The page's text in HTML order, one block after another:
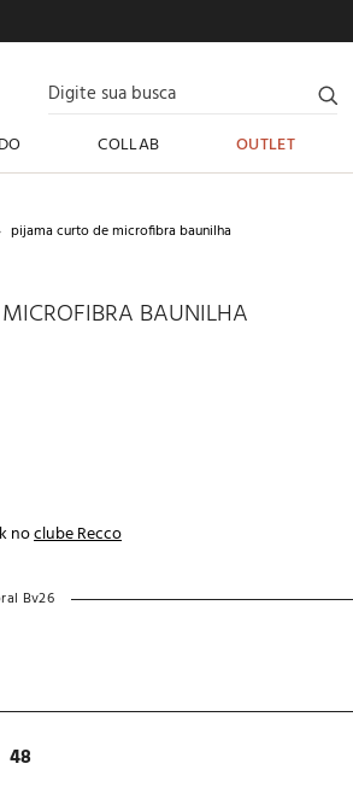
Digite sua busca
COLLAB OUTLET
pijama curto de microfibra baunilha
BAUNILHA
noclube Recco
Bv26
48